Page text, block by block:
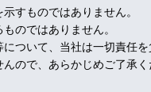
すものではありません。
のではありません。
ついて、当社は一切責任
ので、あらかじめご了承